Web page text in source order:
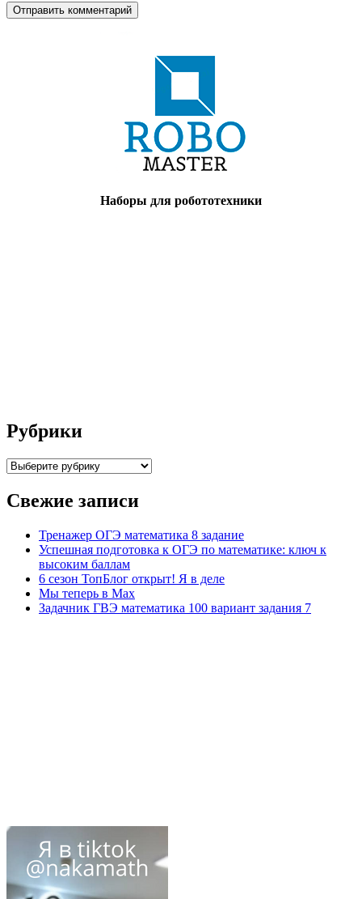
Наборы для робототехники
Рубрики
Рубрики
Свежие записи
Тренажер ОГЭ математика 8 задание
Успешная подготовка к ОГЭ по математике: ключ к
высоким баллам
6 сезон ТопБлог открыт! Я в деле
Мы теперь в Max
Задачник ГВЭ математика 100 вариант задания 7